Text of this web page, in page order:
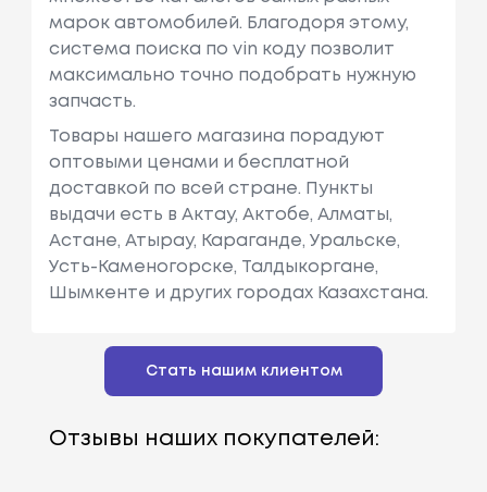
марок автомобилей. Благодоря этому,
система поиска по vin коду позволит
максимально точно подобрать нужную
запчасть.
Товары нашего магазина порадуют
оптовыми ценами и бесплатной
доставкой по всей стране. Пункты
выдачи есть в Актау, Актобе, Алматы,
Астане, Атырау, Караганде, Уральске,
Усть-Каменогорске, Талдыкоргане,
Шымкенте и других городах Казахстана.
Стать нашим клиентом
Отзывы наших покупателей: